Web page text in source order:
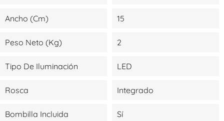
Ancho (cm) 15
Peso Neto (kg) 2
Tipo De Iluminación LED
Rosca Integrado
Bombilla Incluida Sí